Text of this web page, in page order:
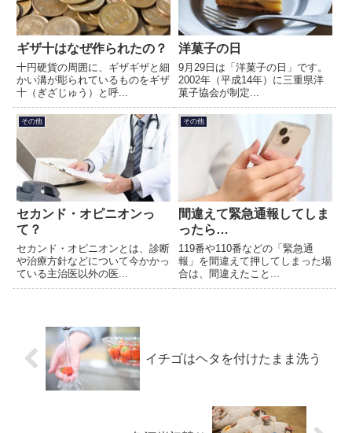
ギザ十はなぜ作られたの？
十円硬貨の周囲に、ギザギザと細
かい溝が彫られているものをギザ
十（ぎざじゅう）と呼...
洋菓子の日
9月29日は「洋菓子の日」です。
2002年（平成14年）に三重県洋
菓子協会が制定...
その他
セカンド・オピニオンっ
て？
セカンド・オピニオンとは、診断
や治療方針などについて今かかっ
ている主治医以外の医...
その他
間違えて緊急通報してしま
ったら…
119番や110番などの「緊急通
報」を間違えて押してしまった場
合は、間違えたこと...
イチゴはヘタを付けたまま洗う